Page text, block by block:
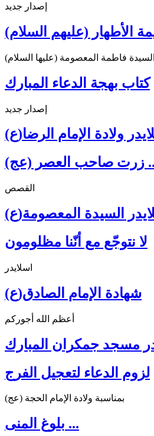
إصدار جديد
الأطهار (عليهم السلام)
السيدة فاطمة المعصومة (عليها السلام)
كتاب بهجة الدعاء المبارك
إصدار جديد
ولادة الإمام الرضا(ع)
(عج) ...
القصص
السيدة المعصومة(ع)
لا نتوجّع مع أنّنا مظلومون
اسلايدر
شهادة الإمام الصادق(ع)
أعظم الله أجوركم
مسجد جمكران المبارك
لزوم الدعاء لتعجيل الفرج
بمناسبة ولادة الإمام الحجة (عج)
بلوغ المنى ...